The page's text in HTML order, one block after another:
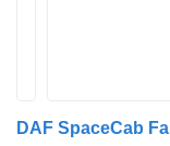
DAF SpaceCab